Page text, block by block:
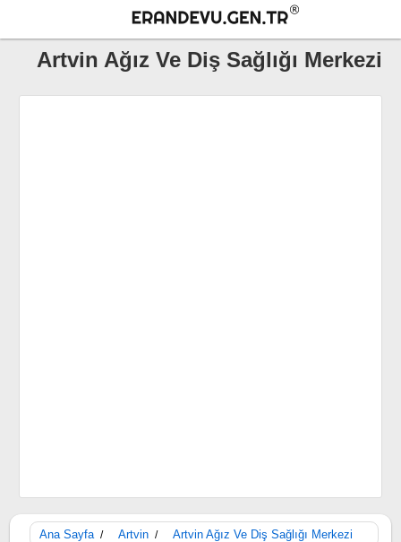
Artvin Ağız Ve Diş Sağlığı Merkezi
Ana Sayfa / Artvin / Artvin Ağız Ve Diş Sağlığı Merkezi